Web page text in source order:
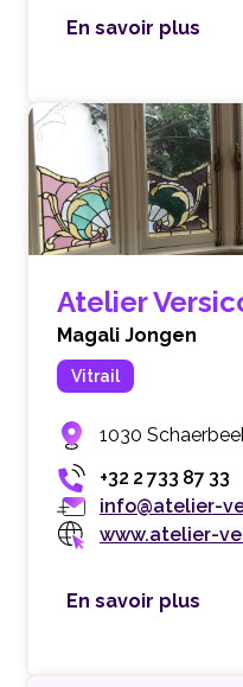
En savoir plus
Atelier Passe
Atelier
Magali Jongen
Vitrail
1030
+32 2 733 87 33
info@atelier-
www.atelier-
En savoir plus
Atelier Versicolore